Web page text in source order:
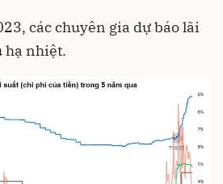
các chuyên gia dự báo lãi
hạ nhiệt.